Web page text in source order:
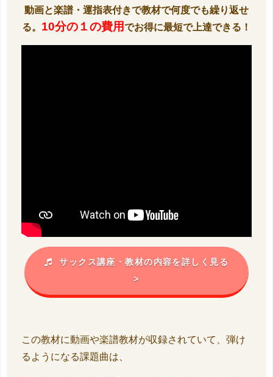
動画と楽譜・運指表付きで教材で何度でも繰り返せ
る。 10分の１の費用でお得に最短で上達できる！
サックス講座・教材の内容を詳しく見る
>
この教材に動画や楽譜教材が収録されていて、弾け
るようになる課題曲は、